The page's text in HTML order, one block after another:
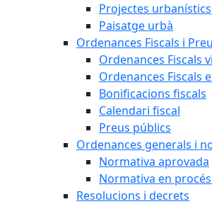
Projectes urbanístics
Paisatge urbà
Ordenances Fiscals i
Ordenances Fiscals
Ordenances Fiscals
Bonificacions fiscals
Calendari fiscal
Preus públics
Ordenances generals i
Normativa aprovada
Normativa en
Resolucions i decrets